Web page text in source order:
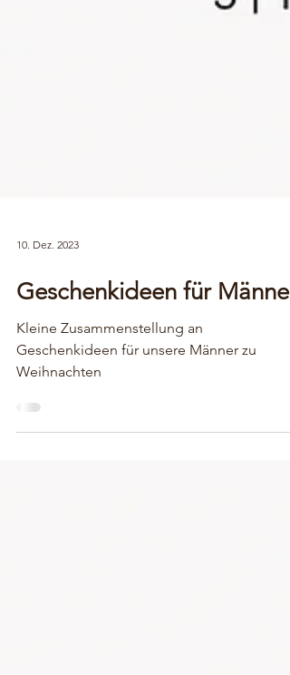
Geschenkideen für Männer
Kleine Zusammenstellung an
Geschenkideen für unsere Männer zu
Weihnachten